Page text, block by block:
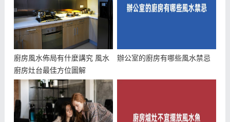
廚房風水佈局有什麼講究 風水
廚房灶台最佳方位圖解
辦公室的廚房有哪些風水禁忌